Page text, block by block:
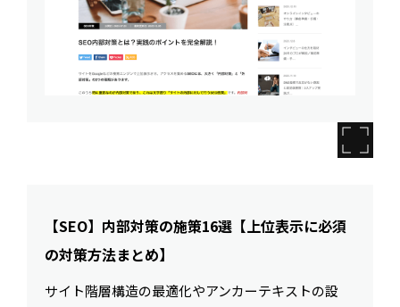
【SEO】内部対策の施策16選【上位表示に必須
の対策方法まとめ】
サイト階層構造の最適化やアンカーテキストの設